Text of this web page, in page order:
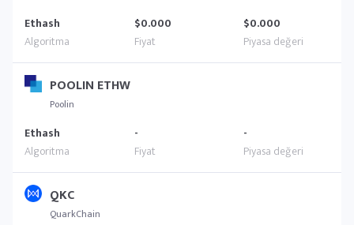
Ethash $0.000 $0.000
POOLIN ETHW
Poolin
Ethash - -
QKC
QuarkChain